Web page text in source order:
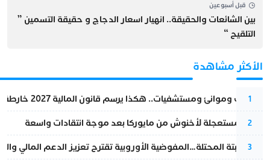
قبل أسبوعين
بين الشائعات والحقيقة.. انهيار اسعار الدجاج و حقيقة التسمين ”
التلقيح “
الأكثر مشاهدة
1
قطارات وموانئ ومستشفيات.. هكذا يرسم قانون المالية 2027 خارطة المغرب المقبل
2
عودة مستعجلة لأخنوش من مايوركا بعد موجة انتقادات واسعة
3
أزمة سبتة المحتلة…المفوضية الأوروبية تقترح تعزيز الدعم المالي